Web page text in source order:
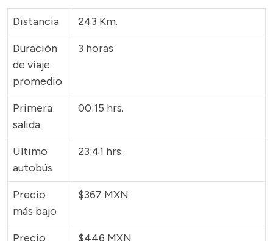
Distancia
243 Km.
Duración
de viaje
promedio
3 horas
Primera
salida
00:15 hrs.
Ultimo
autobús
23:41 hrs.
Precio
más bajo
$367 MXN
Precio
$446 MXN